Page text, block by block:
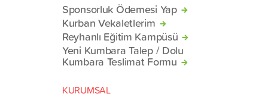
Sponsorluk Ödemesi Yap
Kurban Vekaletlerim
Reyhanlı Eğitim Kampüsü
Yeni Kumbara Talep / Dolu
Kumbara Teslimat Formu
KURUMSAL